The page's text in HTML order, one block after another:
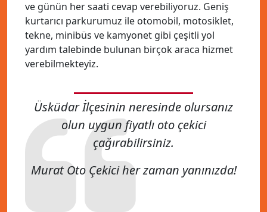
ve günün her saati cevap verebiliyoruz. Geniş
kurtarıcı parkurumuz ile otomobil, motosiklet,
tekne, minibüs ve kamyonet gibi çeşitli yol
yardım talebinde bulunan birçok araca hizmet
verebilmekteyiz.
Üsküdar İlçesinin neresinde olursanız
olun uygun fiyatlı oto çekici
çağırabilirsiniz.
Murat Oto Çekici her zaman yanınızda!